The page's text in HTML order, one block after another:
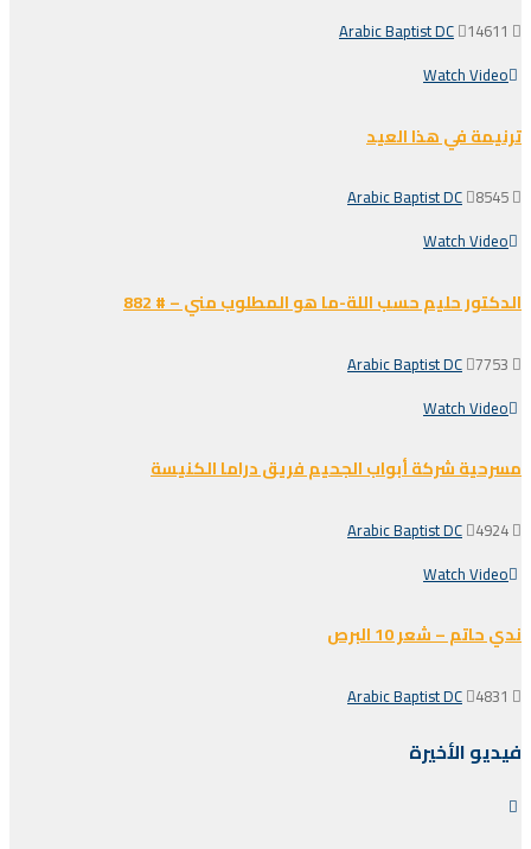
Arabic Baptist DC 14611
Watch Video
ترنيمة في هذا العيد
Arabic Baptist DC 8545
Watch Video
الدكتور حليم حسب اللة-ما هو المطلوب مني – # 882
Arabic Baptist DC 7753
Watch Video
مسرحية شركة أبواب الجحيم فريق دراما الكنيسة
Arabic Baptist DC 4924
Watch Video
ندي حاتم – شعر 10 البرص
Arabic Baptist DC 4831
فيديو الأخيرة